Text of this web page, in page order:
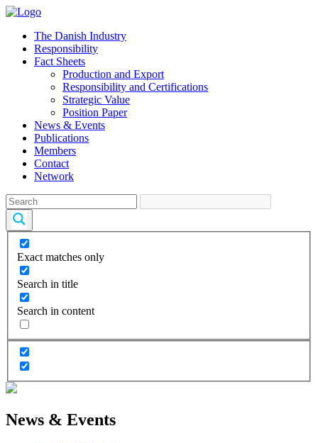
The Danish Industry
Responsibility
Fact Sheets
Production and Export
Responsibility and Certifications
Strategic Value
Position Paper
News & Events
Publications
Members
Contact
Network
Exact matches only
Search in title
Search in content
News & Events